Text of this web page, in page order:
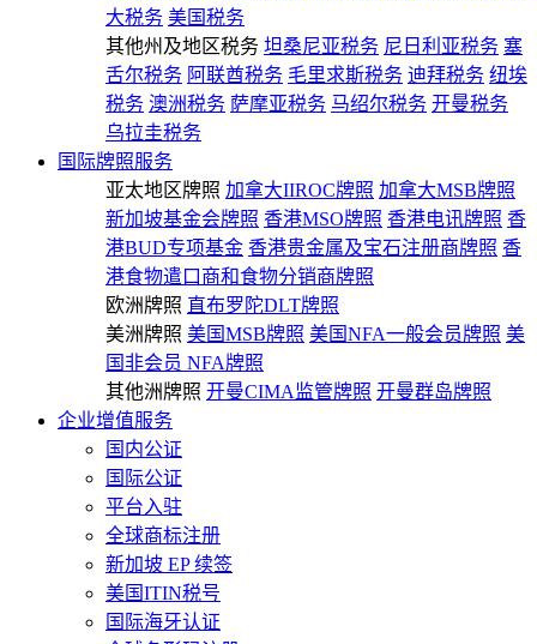
大税务 美国税务
其他州及地区税务 坦桑尼亚税务 尼日利亚税务 塞
舌尔税务 阿联酋税务 毛里求斯税务 迪拜税务 纽埃
税务 澳洲税务 萨摩亚税务 马绍尔税务 开曼税务
乌拉圭税务
国际牌照服务
亚太地区牌照 加拿大IIROC牌照 加拿大MSB牌照
新加坡基金会牌照 香港MSO牌照 香港电讯牌照 香
港BUD专项基金 香港贵金属及宝石注册商牌照 香
港食物遣口商和食物分销商牌照
欧洲牌照 直布罗陀DLT牌照
美洲牌照 美国MSB牌照 美国NFA一般会员牌照 美
国非会员 NFA牌照
其他洲牌照 开曼CIMA监管牌照 开曼群岛牌照
企业增值服务
国内公证
国际公证
平台入驻
全球商标注册
新加坡 EP 续签
美国ITIN税号
国际海牙认证